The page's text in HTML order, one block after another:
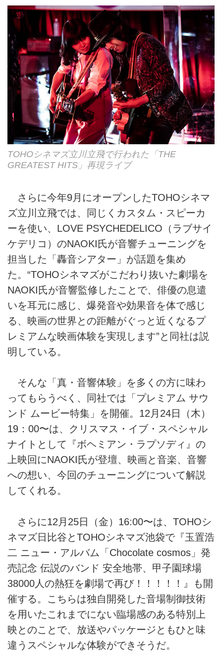
TOHOシネマズ立川立飛で行われた「THE
GREATEST HITS」再現ライブ
さらに今年9月にオープンしたTOHOシネマ
ズ立川立飛では、同じくカスタム・スピーカ
ーを使い、LOVE PSYCHEDELICO（ラブサイ
ケデリコ）のNAOKI氏が音響チューニングを
担当した「轟音シアター」が話題を集め
た。“TOHOシネマズがこだわり抜いた劇場を
NAOKI氏が音響監修したことで、俳優の息遣
いを耳元に感じ、爆発音や効果音を体で感じ
る、映画の世界との距離がぐっと近くなるプ
レミアムな映画体験を実現します”と同社は説
明している。
そんな「真・音響体験」を多くの方に味わ
ってもらうべく、同社では「プレミアム サウ
ンド ムービー特集」を開催。12月24日（木）
19：00〜は、クリスマス・イブ・スペシャル
ナイトとして『ボヘミアン・ラプソディ』の
上映回にNAOKI氏が登壇、映画と音楽、音響
への想い、今回のチューニングについて解説
してくれる。
さらに12月25日（金）16:00〜は、TOHOシ
ネマズ日比谷とTOHOシネマズ池袋で『玉置浩
二 ニュー・アルバム「Chocolate cosmos」発
売記念 伝説のバンド 安全地帯、甲子園球場
38000人の熱狂を劇場で再び！！！！！』も開
催する。こちらは独自開発した音場制御技術
を用いたこれまでにない臨場感のある特別上
映とのことで、放送やパッケージともひと味
違うスペシャルな体験ができそうだ。